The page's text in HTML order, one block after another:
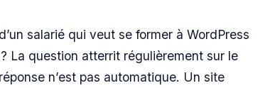
salarié qui veut se former à WordPress
La question atterrit régulièrement sur le
n’est pas automatique. Un site